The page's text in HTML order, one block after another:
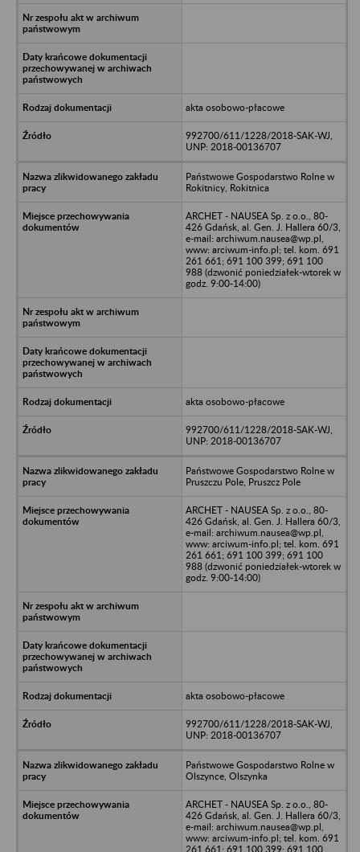
akta osobowo-płacowe
992700/611/1228/2018-SAK-WJ,
UNP: 2018-00136707
Państwowe Gospodarstwo Rolne w
Rokitnicy, Rokitnica
ARCHET - NAUSEA Sp. z o.o., 80-
426 Gdańsk, al. Gen. J. Hallera 60/3,
e-mail: archiwum.nausea@wp.pl,
www: arciwum-info.pl; tel. kom. 691
261 661; 691 100 399; 691 100
988 (dzwonić poniedziałek-wtorek w
godz. 9:00-14:00)
akta osobowo-płacowe
992700/611/1228/2018-SAK-WJ,
UNP: 2018-00136707
Państwowe Gospodarstwo Rolne w
Pruszczu Pole, Pruszcz Pole
ARCHET - NAUSEA Sp. z o.o., 80-
426 Gdańsk, al. Gen. J. Hallera 60/3,
e-mail: archiwum.nausea@wp.pl,
www: arciwum-info.pl; tel. kom. 691
261 661; 691 100 399; 691 100
988 (dzwonić poniedziałek-wtorek w
godz. 9:00-14:00)
akta osobowo-płacowe
992700/611/1228/2018-SAK-WJ,
UNP: 2018-00136707
Państwowe Gospodarstwo Rolne w
Olszynce, Olszynka
ARCHET - NAUSEA Sp. z o.o., 80-
426 Gdańsk, al. Gen. J. Hallera 60/3,
e-mail: archiwum.nausea@wp.pl,
www: arciwum-info.pl; tel. kom. 691
261 661; 691 100 399; 691 100